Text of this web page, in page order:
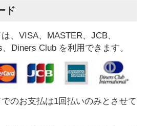
ド
、VISA、MASTER、JCB、
Diners Club を利用できます。
のお支払は1回払いのみとさせて